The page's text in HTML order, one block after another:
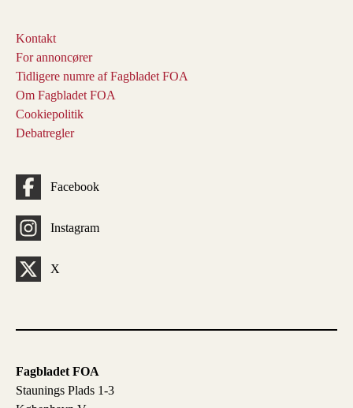
Fagbladet FOA
Staunings Plads 1-3
Kontakt
For annoncører
Tidligere numre af Fagbladet FOA
Om Fagbladet FOA
Cookiepolitik
Debatregler
Facebook
Instagram
X